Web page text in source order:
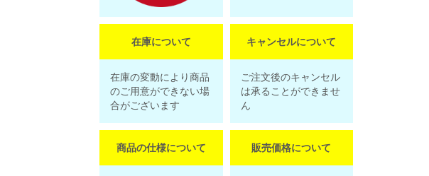
在庫について
在庫の変動により商品
のご用意ができない場
合がございます
キャンセルについて
ご注文後のキャンセル
は承ることができませ
ん
商品の仕様について 販売価格について